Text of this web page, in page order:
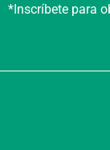
*Inscríbete para